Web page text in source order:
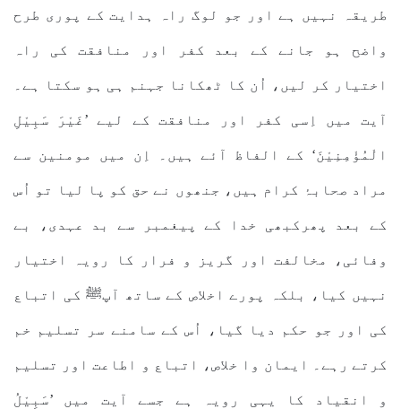
طریقہ نہیں ہے اور جو لوگ راہ ہدایت کے پوری طرح
واضح ہو جانے کے بعد کفر اور منافقت کی راہ
اختیار کر لیں، اُن کا ٹھکانا جہنم ہی ہو سکتا ہے۔
آیت میں اِسی کفر اور منافقت کے لیے ’غَیْرَ سَبِیْلِ
الْمُؤْمِنِیْنَ‘ کے الفاظ آئے ہیں۔ اِن میں مومنین سے
مراد صحابۂ کرام ہیں، جنھوں نے حق کو پا لیا تو اُس
کے بعد پھرکبھی خدا کے پیغمبر سے بد عہدی، بے
وفائی، مخالفت اور گریز و فرار کا رویہ اختیار
نہیں کیا، بلکہ پورے اخلاص کے ساتھ آپﷺ کی اتباع
کی اور جو حکم دیا گیا، اُس کے سامنے سر تسلیم خم
کرتے رہے۔ ایمان وا خلاص، اتباع و اطاعت اور تسلیم
و انقیاد کا یہی رویہ ہے جسے آیت میں ’سَبِیْلُ